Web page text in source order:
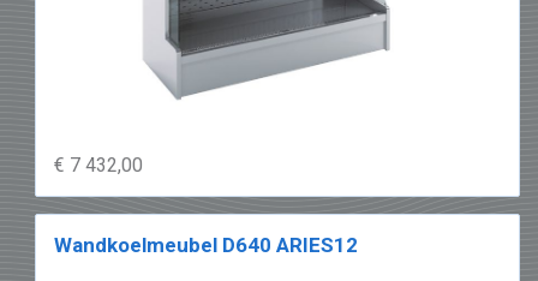
€ 7 432,00
Wandkoelmeubel D640 ARIES12